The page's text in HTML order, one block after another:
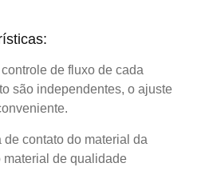
de fluxo de cada
são independentes, o ajuste
de contato do material da
material de qualidade